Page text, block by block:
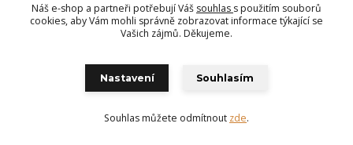
Náš e-shop a partneři potřebují Váš souhlas s použitím souborů
cookies, aby Vám mohli správně zobrazovat informace týkající se
Vašich zájmů. Děkujeme.
Nastavení Souhlasím
Souhlas můžete odmítnout zde.